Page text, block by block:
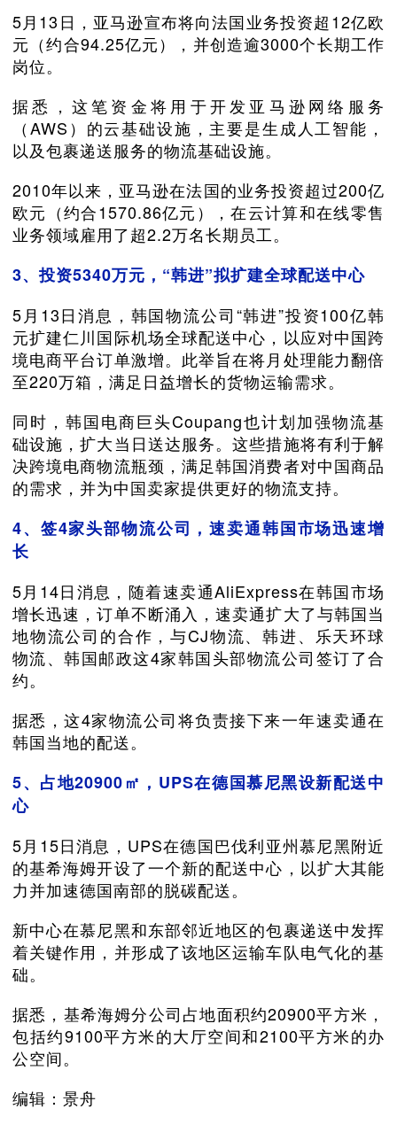
5月13日，亚马逊宣布将向法国业务投资超12亿欧
元（约合94.25亿元），并创造逾3000个长期工作
岗位。
据悉，这笔资金将用于开发亚马逊网络服务
（AWS）的云基础设施，主要是生成人工智能，
以及包裹递送服务的物流基础设施。
2010年以来，亚马逊在法国的业务投资超过200亿
欧元（约合1570.86亿元），在云计算和在线零售
业务领域雇用了超2.2万名长期员工。
3、投资5340万元，“韩进”拟扩建全球配送中心
5月13日消息，韩国物流公司“韩进”投资100亿韩
元扩建仁川国际机场全球配送中心，以应对中国跨
境电商平台订单激增。此举旨在将月处理能力翻倍
至220万箱，满足日益增长的货物运输需求。
同时，韩国电商巨头Coupang也计划加强物流基
础设施，扩大当日送达服务。这些措施将有利于解
决跨境电商物流瓶颈，满足韩国消费者对中国商品
的需求，并为中国卖家提供更好的物流支持。
4、签4家头部物流公司，速卖通韩国市场迅速增
长
5月14日消息，随着速卖通AliExpress在韩国市场
增长迅速，订单不断涌入，速卖通扩大了与韩国当
地物流公司的合作，与CJ物流、韩进、乐天环球
物流、韩国邮政这4家韩国头部物流公司签订了合
约。
据悉，这4家物流公司将负责接下来一年速卖通在
韩国当地的配送。
5、占地20900㎡，UPS在德国慕尼黑设新配送中
心
5月15日消息，UPS在德国巴伐利亚州慕尼黑附近
的基希海姆开设了一个新的配送中心，以扩大其能
力并加速德国南部的脱碳配送。
新中心在慕尼黑和东部邻近地区的包裹递送中发挥
着关键作用，并形成了该地区运输车队电气化的基
础。
据悉，基希海姆分公司占地面积约20900平方米，
包括约9100平方米的大厅空间和2100平方米的办
公空间。
编辑：景舟